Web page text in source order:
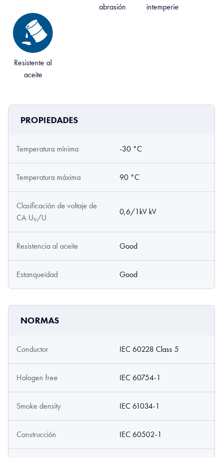
abrasión
intemperie
Resistente al
aceite
PROPIEDADES
Temperatura mínima -30 °C
Temperatura máxima 90 °C
Clasificación de voltaje de
CA U₀/U
0,6/1kV kV
Resistencia al aceite Good
Estanqueidad Good
NORMAS
Conductor IEC 60228 Class 5
Halogen free IEC 60754-1
Smoke density IEC 61034-1
Construcción IEC 60502-1